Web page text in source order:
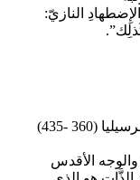
النازيّ:
-435)
الأقدس